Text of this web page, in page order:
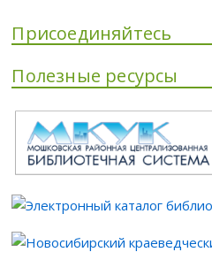
Присоединяйтесь
Полезные ресурсы